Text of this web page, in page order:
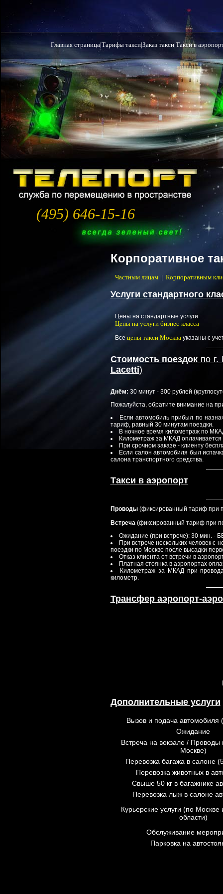
Главная страница|Тарифы такси|Заказ такси|Такси в
(495) 646-15-16
Корпоративное
Частным лицам| Корпоративным
Услуги стандартного
Цены на стандартные услуги
Цены на услуги бизнес-класса
Все цены такси Москвауказаны с
Стоимость поездок по
Lacetti)
Днём: 30 минут - 300 рублей
Пожалуйста, обратите внимание на
Если автомобиль прибыл по
тариф, равный 30 минутам поездки.
В ночное время километраж по
Километраж за МКАД оплачивается
При срочном заказе - клиенту
Если салон автомобиля был
салона транспортного средства.
Такси в аэропорт
Проводы(фиксированный тариф при
Встреча(фиксированный тариф при
Ожидание (при встрече): 30 мин. -
При встрече нескольких человек
поездки по Москве после высадки
Отказ клиента от встречи в
Платная стоянка в аэропортах
Километраж за МКАД при
километр.
Трансфер аэропорт-
Дополнительные услуги
Вызов и подача автомобиля
Ожидание
Встреча на вокзале / Проводы
Москве)
Перевозка багажа в салоне
Перевозка животных в
Свыше 50 кг в багажнике
Перевозка лыж в салоне
Курьерские услуги (по Москве
области)
Обслуживание
Парковка на